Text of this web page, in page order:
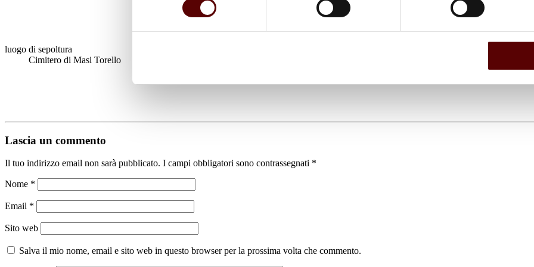
luogo di sepoltura
Cimitero di Masi Torello
Lascia un commento
Il tuo indirizzo email non sarà pubblicato. I campi obbligatori sono contrassegnati *
Nome *
Email *
Sito web
Salva il mio nome, email e sito web in questo browser per la prossima volta che commento.